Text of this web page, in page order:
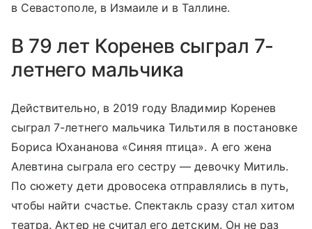
в Севастополе, в Измаиле и в Таллине.
В 79 лет Коренев сыграл 7-
летнего мальчика
Действительно, в 2019 году Владимир Коренев
сыграл 7-летнего мальчика Тильтиля в постановке
Бориса Юхананова «Синяя птица». А его жена
Алевтина сыграла его сестру — девочку Митиль.
По сюжету дети дровосека отправлялись в путь,
чтобы найти счастье. Спектакль сразу стал хитом
театра. Актер не считал его детским. Он не раз